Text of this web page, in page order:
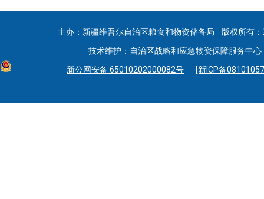
主办：新疆维吾尔自治区粮食和物资储备局 版权所有
技术维护：自治区战略和应急物资保障服务中
新公网安备 65010202000082号
[新ICP备